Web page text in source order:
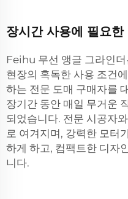
장시간 사용에 필요한
Feihu 무선 앵글 그라인
현장의 혹독한 사용 조건
하는 전문 도매 구매자를
장기간 동안 매일 무거운
되었습니다. 전문 시공자
로 여겨지며, 강력한 모터
하게 하고, 컴팩트한 디자
니다.